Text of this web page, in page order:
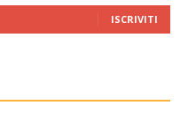
ISCRIVITI